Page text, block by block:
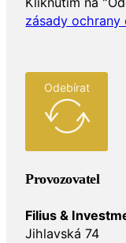
zásady ochrany
Odebírat
Provozovatel
Filius &
Jihlavská 74